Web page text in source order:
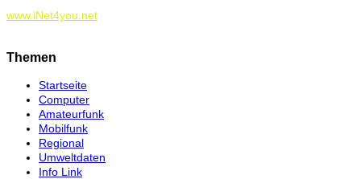
www.iNet4you.net
Themen
Startseite
Computer
Amateurfunk
Mobilfunk
Regional
Umweltdaten
Info Link